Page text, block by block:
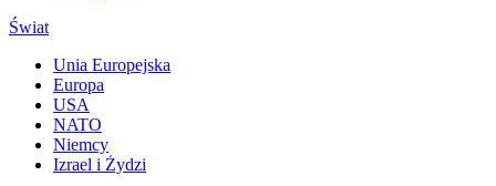
Świat
Unia Europejska
Europa
USA
NATO
Niemcy
Izrael i Żydzi